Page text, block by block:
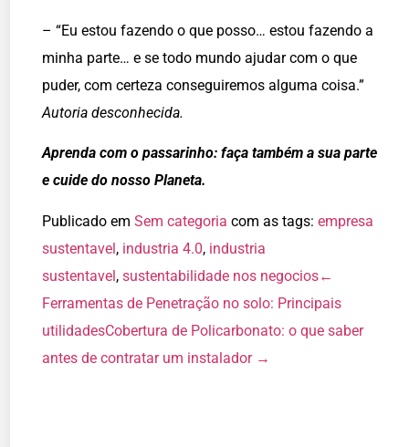
– “Eu estou fazendo o que posso… estou fazendo a
minha parte… e se todo mundo ajudar com o que
puder, com certeza conseguiremos alguma coisa.”
Autoria desconhecida.
Aprenda com o passarinho: faça também a sua parte
e cuide do nosso Planeta.
Publicado em Sem categoria com as tags: empresa
sustentavel, industria 4.0, industria
sustentavel, sustentabilidade nos negocios←
Ferramentas de Penetração no solo: Principais
utilidadesCobertura de Policarbonato: o que saber
antes de contratar um instalador →